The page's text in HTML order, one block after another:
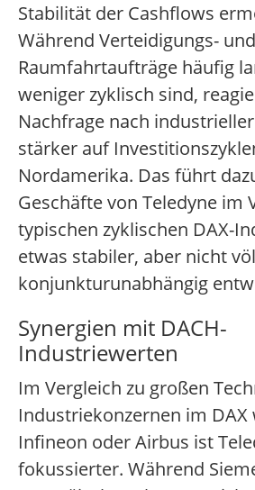
Stabilität der Cashflows
Während Verteidigungs- und
Raumfahrtaufträge häufig
weniger zyklisch sind,
Nachfrage nach
stärker auf
Nordamerika. Das führt
Geschäfte von Teledyne im
typischen zyklischen DAX-
etwas stabiler, aber nicht
konjunkturunabhängig
Synergien mit DACH-
Industriewerten
Im Vergleich zu großen
Industriekonzernen im DAX
Infineon oder Airbus ist
fokussierter. Während